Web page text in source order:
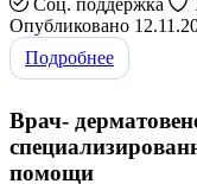
Опубликовано
Подробнее
Врач-
помощи